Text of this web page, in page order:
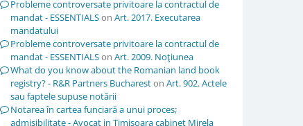
Probleme controversate privitoare la contractul de
mandat - ESSENTIALSon Art. 2017. Executarea
mandatului
Probleme controversate privitoare la contractul de
mandat - ESSENTIALSon Art. 2009. Noţiunea
What do you know about the Romanian land book
registry? - R&R Partners Buchareston Art. 902. Actele
sau faptele supuse notării
Notarea în cartea funciară a unui proces;
admisibilitate - Avocat in Timisoara cabinet Mirela